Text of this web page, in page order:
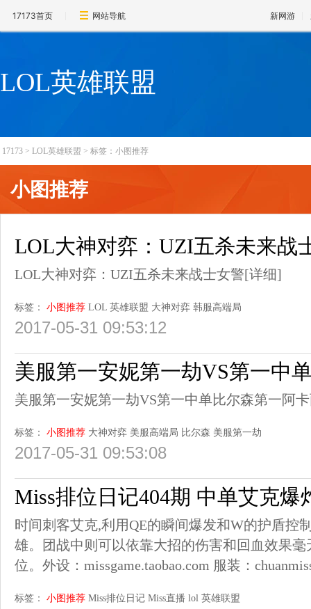
17173首页 网站导航 新网游
LOL英雄联盟
17173 > LOL英雄联盟 > 标签：小图推荐
小图推荐
LOL大神对弈：UZI五杀未来战
LOL大神对弈：UZI五杀未来战士女警[详细]
标签： 小图推荐 LOL 英雄联盟 大神对弈 韩服高端局
2017-05-31 09:53:12
美服第一安妮第一劫VS第一中
美服第一安妮第一劫VS第一中单比尔森第一阿
标签： 小图推荐 大神对弈 美服高端局 比尔森 美服第一劫
2017-05-31 09:53:08
Miss排位日记404期 中单艾克爆
时间刺客艾克,利用QE的瞬间爆发和W的护盾控
雄。团战中则可以依靠大招的伤害和回血效果
位。外设：missgame.taobao.com 服装：
标签： 小图推荐 Miss排位日记 Miss直播 lol 英雄联盟